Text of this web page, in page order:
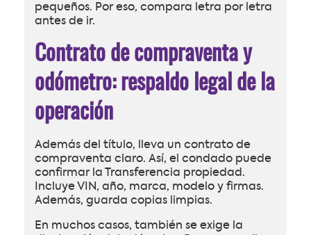
pequeños. Por eso, compara letra por letra
antes de ir.
Contrato de compraventa y
odómetro: respaldo legal de la
operación
Además del título, lleva un contrato de
compraventa claro. Así, el condado puede
confirmar la Transferencia propiedad.
Incluye VIN, año, marca, modelo y firmas.
Además, guarda copias limpias.
En muchos casos, también se exige la